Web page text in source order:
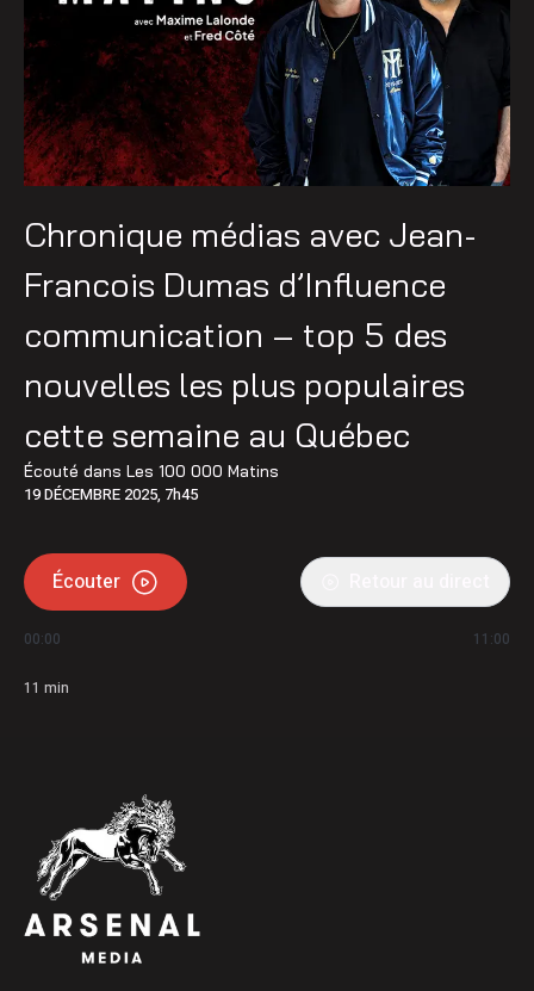
Chronique médias avec Jean-
Francois Dumas d’Influence
communication – top 5 des
nouvelles les plus populaires
cette semaine au Québec
Écouté dans Les 100 000 Matins
19 DÉCEMBRE 2025, 7h45
Écouter
00:00 11:00
11 min